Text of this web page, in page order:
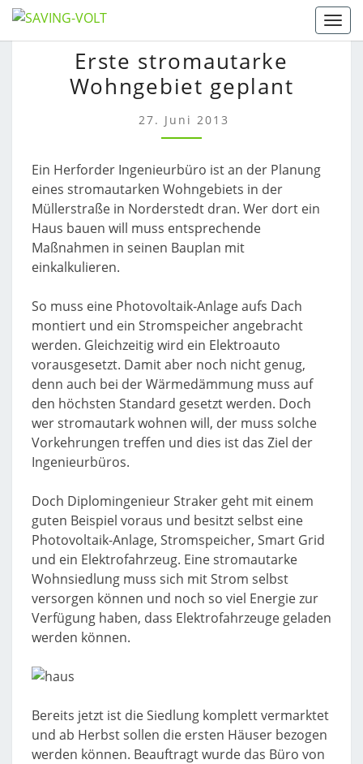
Skip
to
ERSTE
STROMAUTARKE
WOHNGEBIET
GEPLANT
Erste stromautarke
Wohngebiet geplant
27. Juni 2013
Ein Herforder Ingenieurbüro ist an der Planung
eines stromautarken Wohngebiets in der
Müllerstraße in Norderstedt dran. Wer dort ein
Haus bauen will muss entsprechende
Maßnahmen in seinen Bauplan mit
einkalkulieren.
So muss eine Photovoltaik-Anlage aufs Dach
montiert und ein Stromspeicher angebracht
werden. Gleichzeitig wird ein Elektroauto
vorausgesetzt. Damit aber noch nicht genug,
denn auch bei der Wärmedämmung muss auf
den höchsten Standard gesetzt werden. Doch
wer stromautark wohnen will, der muss solche
Vorkehrungen treffen und dies ist das Ziel der
Ingenieurbüros.
Doch Diplomingenieur Straker geht mit einem
guten Beispiel voraus und besitzt selbst eine
Photovoltaik-Anlage, Stromspeicher, Smart Grid
und ein Elektrofahrzeug. Eine stromautarke
Wohnsiedlung muss sich mit Strom selbst
versorgen können und noch so viel Energie zur
Verfügung haben, dass Elektrofahrzeuge geladen
werden können.
Bereits jetzt ist die Siedlung komplett vermarktet
und ab Herbst sollen die ersten Häuser bezogen
werden können. Beauftragt wurde das Büro von